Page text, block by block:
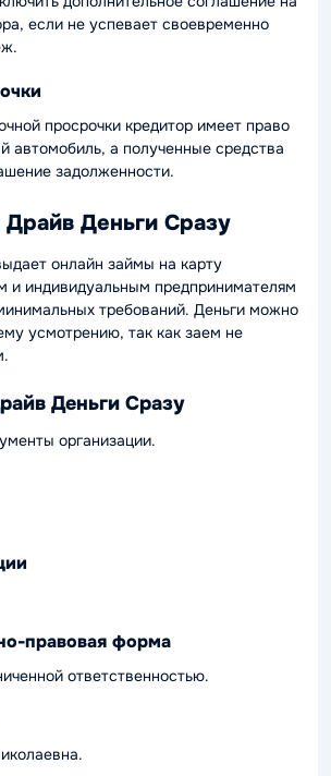
если не успевает своевременно
просрочки кредитор имеет право
автомобиль, а полученные средства
задолженности.
Деньги Сразу
онлайн займы на карту
и индивидуальным предпринимателям
требований. Деньги можно
усмотрению, так как заем не
Деньги Сразу
организации.
правовая форма
ответственностью.